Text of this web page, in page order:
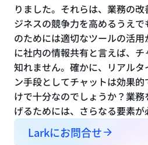
りました。それらは、業務の
ジネスの競争力を高めるうえ
のためには適切なツールの活
に社内の情報共有と言えば、
知れません。確かに、リアル
ン手段としてチャットは効果
けで十分なのでしょうか？業
げるためには、さらなる要素が
Larkにお問合せ